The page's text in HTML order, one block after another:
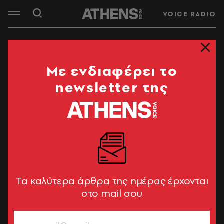
VOICE RADIO
Mε ενδιαφέρει το
newsletter της
Tα καλύτερα άρθρα της ημέρας έρχονται
στο mail σου